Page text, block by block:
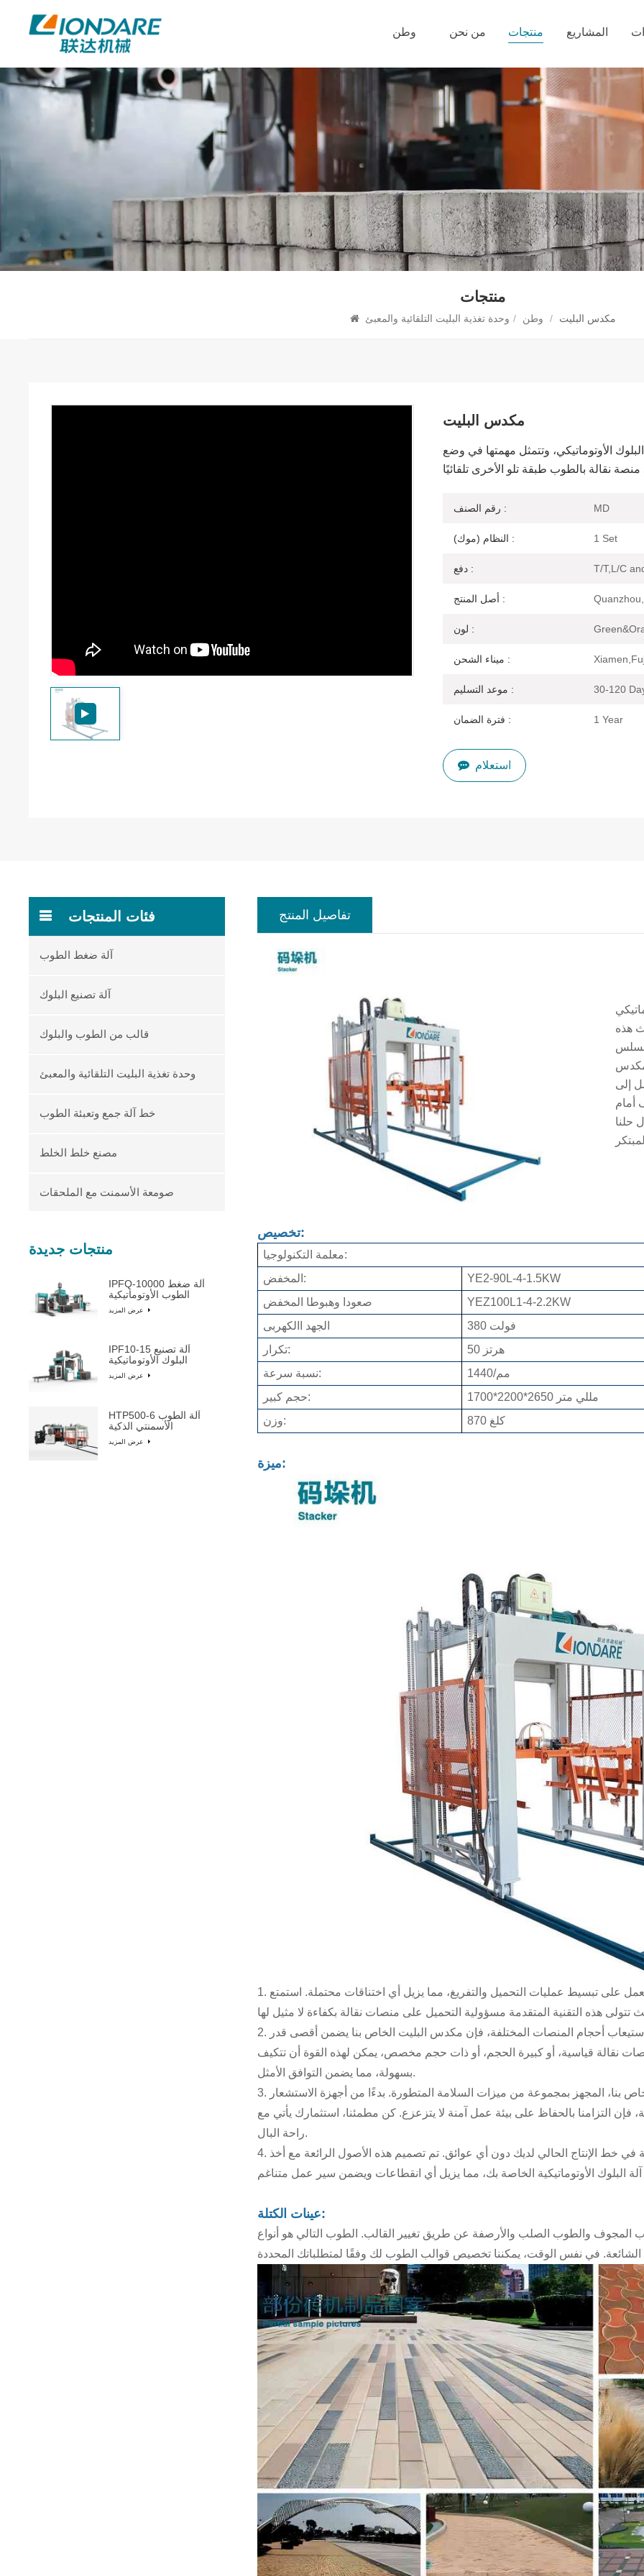
وطن من نحن منتجات المشاريع
منتجات
وطن / وحدة تغذية البليت التلقائية والمعبئ / مكدس البليت
مكدس البليت
الأوتوماتيكي، وتتمثل مهمتها في وضع
رقم الصنف : MD
النظام (موك) : 1 Set
دفع : T/T,L/C
أصل المنتج :
لون :
ميناء الشحن :
موعد التسليم : 30-120
فترة الضمان : 1 Year
استعلام
تفاصيل المنتج
هذه
مكدس
إلى
أمام
حلنا
تخصيص:
معلمة التكنولوجيا:
المخفض:
YE2-90L-4-1.5KW
صعودا وهبوطا المخفض
YEZ100L1-4-2.2KW
الجهد االكهربى
380 فولت
تكرار:
50 هرتز
نسبة سرعة:
1440/مم
حجم كبير:
1700*2200*2650 مللي متر
وزن:
870 كلغ
ميزة:
1. الأتمتة الذكية: تتميز مكدس البليت الخاص بنا بنظام أتمتة ذكي يعمل على تبسيط عمليات التحميل والتفريغ، مما يزيل أي اختناقات محتملة. استمتع
2. تعدد الاستخدامات الموثوق به: مع القدرة على التكيف الرائعة لاستيعاب أحجام المنصات المختلفة، فإن مكدس البليت الخاص بنا يضمن أقصى قدر
نقالة قياسية، أو كبيرة الحجم، أو ذات حجم مخصص، يمكن لهذه القوة أن تتكيف
بسهولة، مما يضمن التوافق الأمثل.
3. سلامة لا هوادة فيها: السلامة هي الأعلى مع مكدس البليت الخاص بنا، المجهز بمجموعة من ميزات السلامة المتطورة. بدءًا من أجهزة الاستشعار
فإن التزامنا بالحفاظ على بيئة عمل آمنة لا يتزعزع. كن مطمئنا، استثمارك يأتي مع
راحة البال.
4. التكامل السلس: قم بدمج مكدس البليت الخاص بنا بسلاسة في خط الإنتاج الحالي لديك دون أي عوائق. تم تصميم هذه الأصول الرائعة مع أخذ
عينات الكتلة:
المجوف والطوب الصلب والأرصفة عن طريق تغيير القالب. الطوب التالي هو أنواع
فئات المنتجات
آلة ضغط الطوب
آلة تصنيع البلوك
قالب من الطوب والبلوك
وحدة تغذية البليت التلقائية والمعبئ
خط آلة جمع وتعبئة الطوب
مصنع خلط الخلط
صومعة الأسمنت مع الملحقات
منتجات جديدة
IPFQ-10000 آلة ضغط
الطوب الأوتوماتيكية
عرض المزيد
IPF10-15 آلة تصنيع
البلوك الأوتوماتيكية
عرض المزيد
HTP500-6 آلة الطوب
الأسمنتي الذكية
عرض المزيد